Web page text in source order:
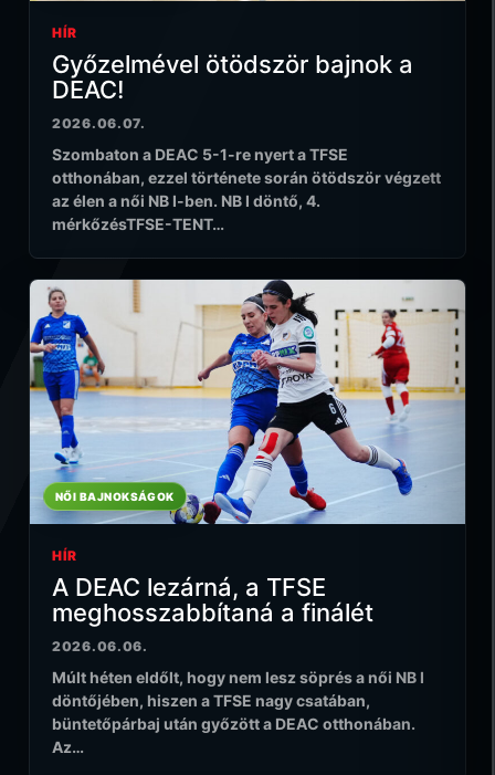
HÍR
Győzelmével ötödször bajnok a
DEAC!
2026.06.07.
Szombaton a DEAC 5-1-re nyert a TFSE
otthonában, ezzel története során ötödször végzett
az élen a női NB I-ben. NB I döntő, 4.
mérkőzésTFSE-TENT…
NŐI BAJNOKSÁGOK
HÍR
A DEAC lezárná, a TFSE
meghosszabbítaná a finálét
2026.06.06.
Múlt héten eldőlt, hogy nem lesz söprés a női NB I
döntőjében, hiszen a TFSE nagy csatában,
büntetőpárbaj után győzött a DEAC otthonában.
Az…